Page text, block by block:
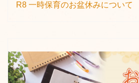
R8 一時保育のお盆休みについて